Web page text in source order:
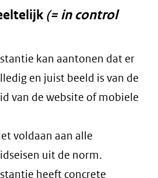
(= in control
kan aantonen dat er
en juist beeld is van de
van de website of mobiele
voldaan aan alle
uit de norm.
heeft concrete